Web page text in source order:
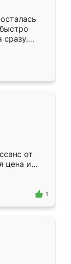
сразу.
к
Собрали
даже
от
цена и
1